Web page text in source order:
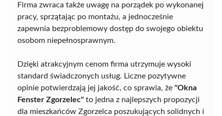
Firma zwraca także uwagę na porządek po wykonanej
pracy, sprzątając po montażu, a jednocześnie
zapewnia bezproblemowy dostęp do swojego obiektu
osobom niepełnosprawnym.
Dzięki atrakcyjnym cenom firma utrzymuje wysoki
standard świadczonych usług. Liczne pozytywne
opinie potwierdzają jej jakość, co sprawia, że "Okna
Fenster Zgorzelec" to jedna z najlepszych propozycji
dla mieszkańców Zgorzelca poszukujących solidnych i